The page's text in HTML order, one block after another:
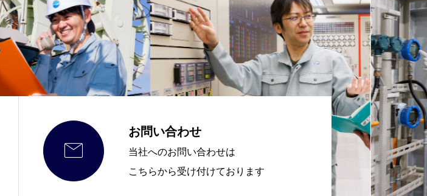

お問い合わせ
当社へのお問い合わせは
こちらから受け付けております